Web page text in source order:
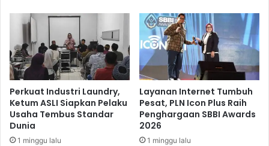
n
n
d
e
d
e
s
H
a
j
a
n
H
a
r
g
a
D
Perkuat Industri Laundry,
Ketum ASLI Siapkan Pelaku
Usaha Tembus Standar
Dunia
1 minggu lalu
Layanan Internet Tumbuh
Pesat, PLN Icon Plus Raih
Penghargaan SBBI Awards
2026
1 minggu lalu